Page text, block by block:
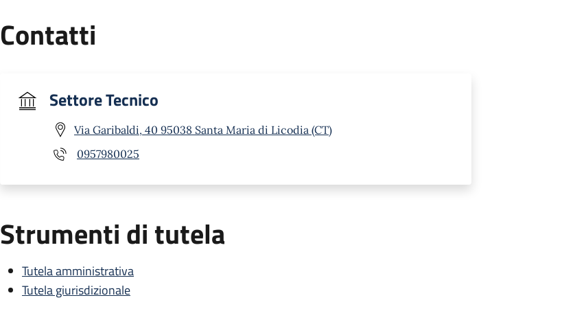
Contatti
Settore Tecnico
Via Garibaldi, 40 95038 Santa Maria di Licodia (CT)
0957980025
Strumenti di tutela
Tutela amministrativa
Tutela giurisdizionale